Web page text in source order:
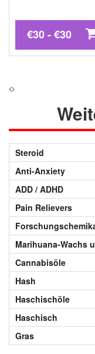
€30 - €30
Steroid
Anti-Anxiety
ADD / ADHD
Pain Relievers
Marihuana-Wachs
Cannabisöle
Hash
Haschischöle
Haschisch
Gras